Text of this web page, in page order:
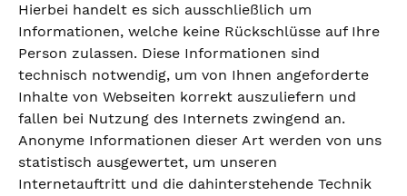
Hierbei handelt es sich ausschließlich um
Informationen, welche keine Rückschlüsse auf Ihre
Person zulassen. Diese Informationen sind
technisch notwendig, um von Ihnen angeforderte
Inhalte von Webseiten korrekt auszuliefern und
fallen bei Nutzung des Internets zwingend an.
Anonyme Informationen dieser Art werden von uns
statistisch ausgewertet, um unseren
Internetauftritt und die dahinterstehende Technik